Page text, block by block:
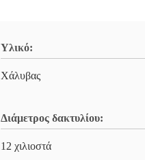
Υλικό:
Χάλυβας
Διάμετρος δακτυλίου:
12 χιλιοστά